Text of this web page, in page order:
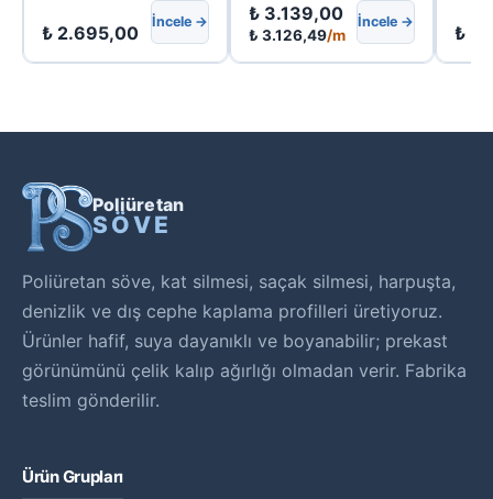
₺ 2.695,00 İncele → ₺3.139,00
₺ 3.126,49/m
İncele → ₺
Poliüretan
SÖVE
Poliüretan söve, kat silmesi, saçak silmesi, harpuşta,
denizlik ve dış cephe kaplama profilleri üretiyoruz.
Ürünler hafif, suya dayanıklı ve boyanabilir; prekast
görünümünü çelik kalıp ağırlığı olmadan verir. Fabrika
teslim gönderilir.
Ürün Grupları